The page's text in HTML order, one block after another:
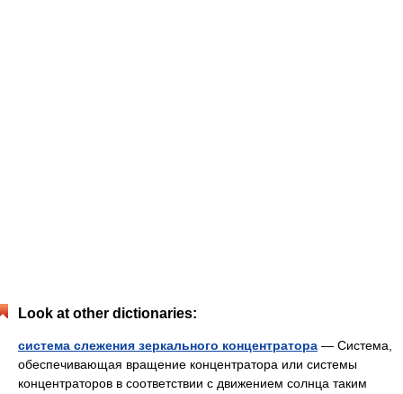
Look at other dictionaries:
система слежения зеркального концентратора — Система,
обеспечивающая вращение концентратора или системы
концентраторов в соответствии с движением солнца таким